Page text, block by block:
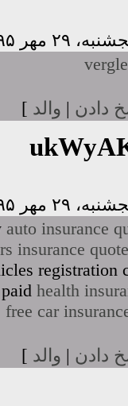
دادن | والد ]
auto insurance
insurance quote
registration
health
free car
دادن | والد ]